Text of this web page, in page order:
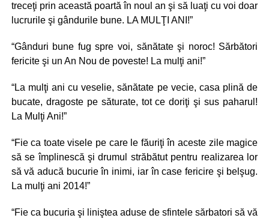
treceţi prin această poartă în noul an şi să luaţi cu voi doar
lucrurile şi gândurile bune. LA MULŢI ANI!”
“Gânduri bune fug spre voi, sănătate şi noroc! Sărbători
fericite şi un An Nou de poveste! La mulţi ani!”
“La mulţi ani cu veselie, sănătate pe vecie, casa plină de
bucate, dragoste pe săturate, tot ce doriţi şi sus paharul!
La Mulţi Ani!”
“Fie ca toate visele pe care le făuriţi în aceste zile magice
să se împlinescă şi drumul străbătut pentru realizarea lor
să vă aducă bucurie în inimi, iar în case fericire şi belşug.
La mulţi ani 2014!”
“Fie ca bucuria şi liniştea aduse de sfintele sărbatori să vă